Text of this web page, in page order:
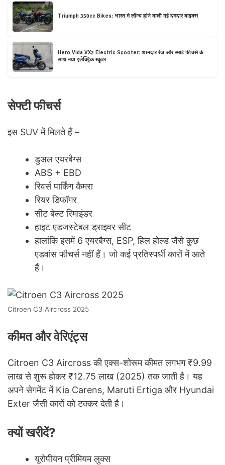
Triumph 350cc Bikes: भारत में लॉन्च होने वाली नई दमदार बाइक्स
Hero Vida VX2 Electric Scooter: शानदार रेंज और स्मार्ट फीचर्स के
साथ नया इलेक्ट्रिक स्कूटर
सेफ्टी फीचर्स
इस SUV में मिलते हैं –
डुअल एयरबैग्स
ABS + EBD
रिवर्स पार्किंग कैमरा
रियर डिफॉगर
सीट बेल्ट रिमाइंडर
हाइट एडजस्टेबल ड्राइवर सीट
हालांकि इसमें 6 एयरबैग्स, ESP, हिल होल्ड जैसे कुछ
एडवांस फीचर्स नहीं हैं। जो कई प्रतिस्पर्धी कारों में आते
हैं।
Citroen C3 Aircross 2025
कीमत और वेरिएंट्स
Citroen C3 Aircross की एक्स-शोरूम कीमत लगभग ₹9.99
लाख से शुरू होकर ₹12.75 लाख (2025) तक जाती है। यह
अपने सेगमेंट में Kia Carens, Maruti Ertiga और Hyundai
Exter जैसी कारों को टक्कर देती है।
क्यों खरीदें?
यूरोपीयन प्रीमियम लुक्स